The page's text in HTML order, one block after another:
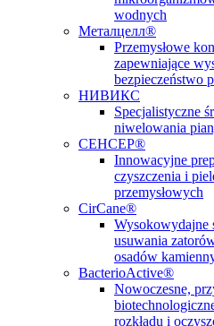
wodnych
Металцелл®
Przemysłowe
zapewniające
bezpieczeństwo
НИВИКС
Specjalistyczne
niwelowania
СЕНСЕР®
Innowacyjne
czyszczenia i
przemysłowych
CirCane®
Wysokowydajne
usuwania
osadów
BacterioActive®
Nowoczesne,
rozkładu i